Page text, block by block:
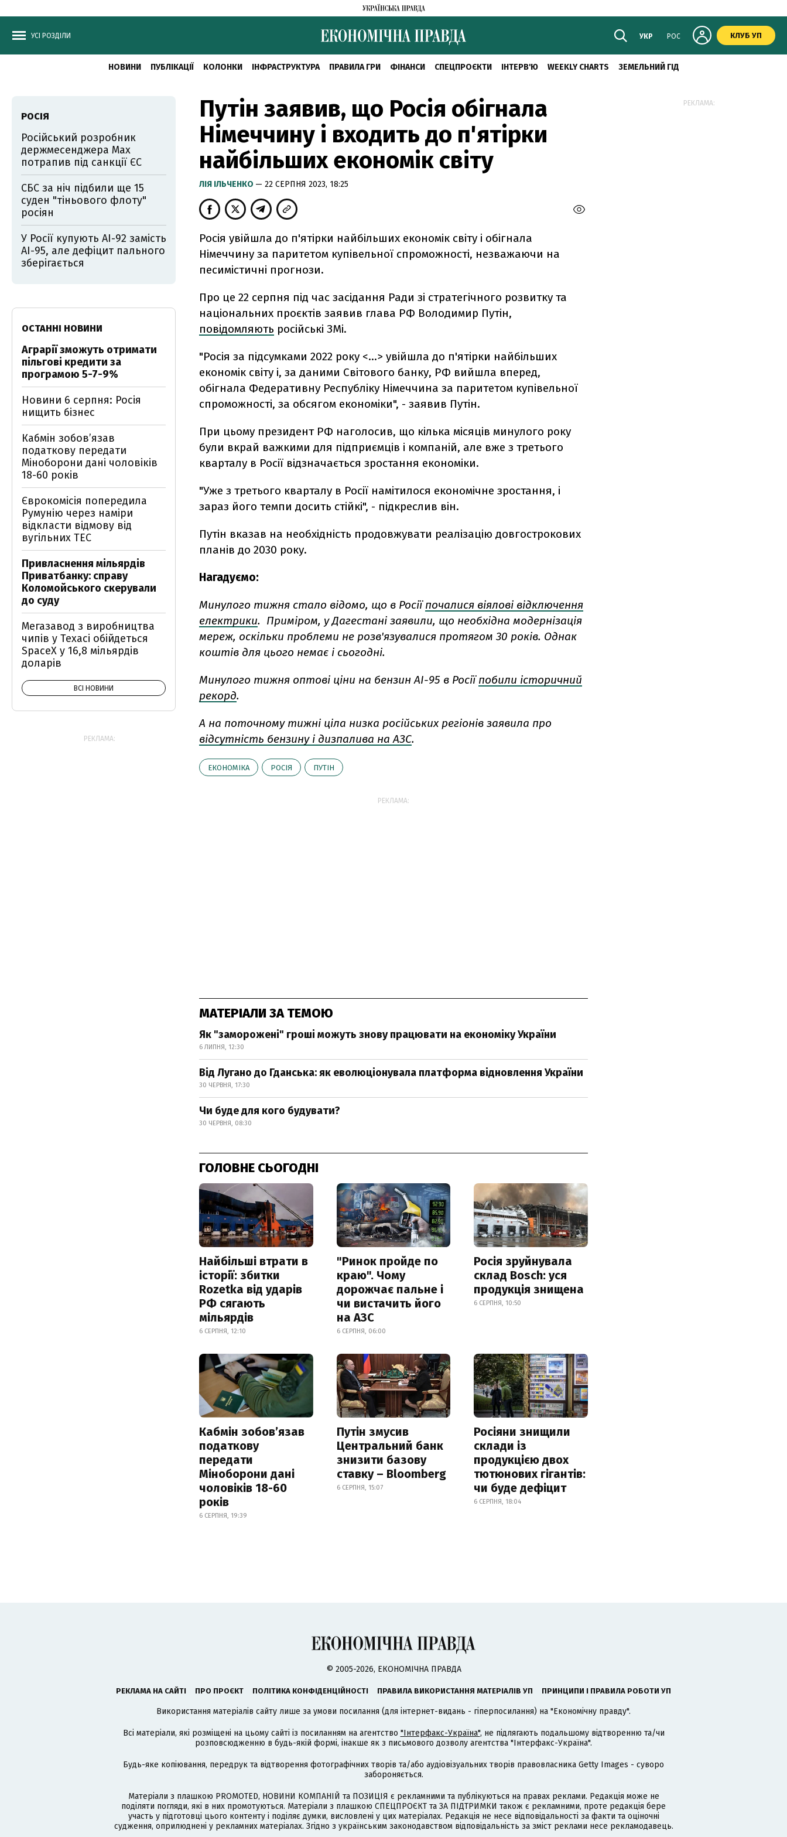
УСІ РОЗДІЛИ УКР РОС КЛУБ УП
НОВИНИ ПУБЛІКАЦІЇ КОЛОНКИ ІНФРАСТРУКТУРА ПРАВИЛА ГРИ ФІНАНСИ СПЕЦПРОЄКТИ ІНТЕРВ'Ю WEEKLY CHARTS ЗЕМЕЛЬНИЙ ГІД
Путін заявив, що Росія обігнала
Німеччину і входить до п'ятірки
найбільших економік світу
ЛІЯ ІЛЬЧЕНКО — 22 СЕРПНЯ 2023, 18:25
Росія увійшла до п'ятірки найбільших економік світу і обігнала
Німеччину за паритетом купівельної спроможності, незважаючи на
песимістичні прогнози.
Про це 22 серпня під час засідання Ради зі стратегічного розвитку та
національних проєктів заявив глава РФ Володимир Путін,
повідомляють російські ЗМі.
"Росія за підсумками 2022 року <...> увійшла до п'ятірки найбільших
економік світу і, за даними Світового банку, РФ вийшла вперед,
обігнала Федеративну Республіку Німеччина за паритетом купівельної
спроможності, за обсягом економіки", - заявив Путін.
При цьому президент РФ наголосив, що кілька місяців минулого року
були вкрай важкими для підприємців і компаній, але вже з третього
кварталу в Росії відзначається зростання економіки.
"Уже з третього кварталу в Росії намітилося економічне зростання, і
зараз його темпи досить стійкі", - підкреслив він.
Путін вказав на необхідність продовжувати реалізацію довгострокових
планів до 2030 року.
Нагадуємо:
Минулого тижня стало відомо, що в Росіїпочалися віялові відключення
електрики. Приміром, у Дагестані заявили, що необхідна модернізація
мереж, оскільки проблеми не розв'язувалися протягом 30 років. Однак
коштів для цього немає і сьогодні.
Минулого тижня оптові ціни на бензин АІ-95 в Росіїпобили історичний
рекорд.
А на поточному тижні ціла низка російських регіонів заявила про
відсутність бензину і дизпалива на АЗС.
ЕКОНОМІКА РОСІЯ ПУТІН
РЕКЛАМА:
МАТЕРІАЛИ ЗА ТЕМОЮ
Як "заморожені" гроші можуть знову працювати на економіку України
6 ЛИПНЯ, 12:30
Від Лугано до Гданська: як еволюціонувала платформа відновлення України
30 ЧЕРВНЯ, 17:30
Чи буде для кого будувати?
30 ЧЕРВНЯ, 08:30
ГОЛОВНЕ СЬОГОДНІ
Найбільші втрати в
історії: збитки
Rozetka від ударів
РФ сягають
мільярдів
6 СЕРПНЯ, 12:10
"Ринок пройде по
краю". Чому
дорожчає пальне і
чи вистачить його
на АЗС
6 СЕРПНЯ, 06:00
Росія зруйнувала
склад Bosch: уся
продукція знищена
6 СЕРПНЯ, 10:50
Кабмін зобовʼязав
податкову
передати
Міноборони дані
чоловіків 18-60
років
6 СЕРПНЯ, 19:39
Путін змусив
Центральний банк
знизити базову
ставку – Bloomberg
6 СЕРПНЯ, 15:07
Росіяни знищили
склади із
продукцією двох
тютюнових гігантів:
чи буде дефіцит
6 СЕРПНЯ, 18:04
РОСІЯ
Російський розробник
держмесенджера Max
потрапив під санкції ЄС
СБС за ніч підбили ще 15
суден "тіньового флоту"
росіян
У Росії купують АІ-92 замість
АІ-95, але дефіцит пального
зберігається
ОСТАННІ НОВИНИ
Аграрії зможуть отримати
пільгові кредити за
програмою 5-7-9%
Новини 6 серпня: Росія
нищить бізнес
Кабмін зобовʼязав
податкову передати
Міноборони дані чоловіків
18-60 років
Єврокомісія попередила
Румунію через наміри
відкласти відмову від
вугільних ТЕС
Привласнення мільярдів
Приватбанку: справу
Коломойського скерували
до суду
Мегазавод з виробництва
чипів у Техасі обійдеться
SpaceX у 16,8 мільярдів
доларів
ВСІ НОВИНИ
РЕКЛАМА:
РЕКЛАМА:
© 2005-2026, ЕКОНОМІЧНА ПРАВДА
РЕКЛАМА НА САЙТІ ПРО ПРОЄКТ ПОЛІТИКА КОНФІДЕНЦІЙНОСТІ ПРАВИЛА ВИКОРИСТАННЯ МАТЕРІАЛІВ УП ПРИНЦИПИ І ПРАВИЛА РОБОТИ УП
Використання матеріалів сайту лише за умови посилання (для інтернет-видань - гіперпосилання) на "Економічну правду".
Всі матеріали, які розміщені на цьому сайті із посиланням на агентство "Інтерфакс-Україна", не підлягають подальшому відтворенню та/чи
розповсюдженню в будь-якій формі, інакше як з письмового дозволу агентства "Інтерфакс-Україна".
Будь-яке копіювання, передрук та відтворення фотографічних творів та/або аудіовізуальних творів правовласника Getty Images - суворо
забороняється.
Матеріали з плашкою PROMOTED, НОВИНИ КОМПАНІЙ та ПОЗИЦІЯ є рекламними та публікуються на правах реклами. Редакція може не
поділяти погляди, які в них промотуються. Матеріали з плашкою СПЕЦПРОЄКТ та ЗА ПІДТРИМКИ також є рекламними, проте редакція бере
участь у підготовці цього контенту і поділяє думки, висловлені у цих матеріалах. Редакція не несе відповідальності за факти та оціночні
судження, оприлюднені у рекламних матеріалах. Згідно з українським законодавством відповідальність за зміст реклами несе рекламодавець.